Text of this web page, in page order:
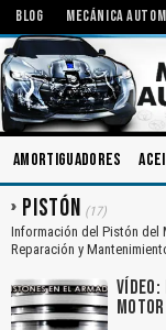
BLOG MECÁNICA
Amortiguadores
PISTÓN (17)
Información del Pistón del
Reparación y
VÍDEO: